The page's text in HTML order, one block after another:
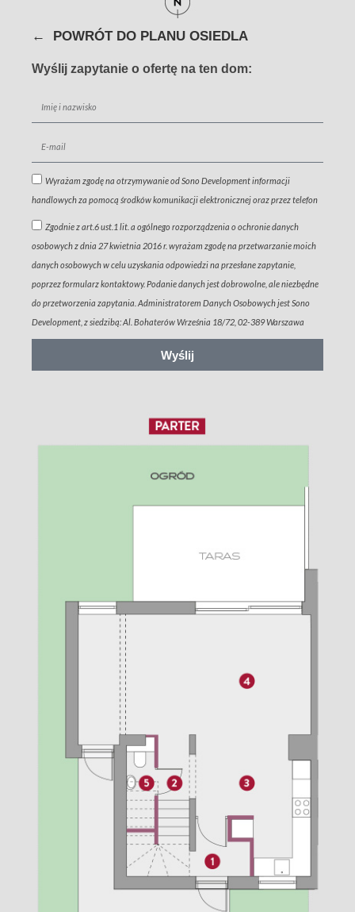
← POWRÓT DO PLANU OSIEDLA
Wyślij zapytanie o ofertę na ten dom:
Wyrażam zgodę na otrzymywanie od Sono Development informacji
handlowych za pomocą środków komunikacji elektronicznej oraz przez telefon
Zgodnie z art.6 ust.1 lit. a ogólnego rozporządzenia o ochronie danych
osobowych z dnia 27 kwietnia 2016 r. wyrażam zgodę na przetwarzanie moich
danych osobowych w celu uzyskania odpowiedzi na przesłane zapytanie,
poprzez formularz kontaktowy. Podanie danych jest dobrowolne, ale niezbędne
do przetworzenia zapytania. Administratorem Danych Osobowych jest Sono
Development, z siedzibą: Al. Bohaterów Września 18/72, 02-389 Warszawa
Wyślij